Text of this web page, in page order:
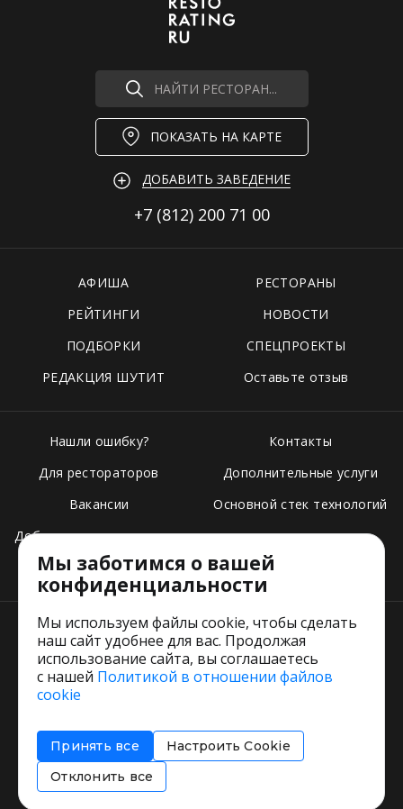
НАЙТИ РЕСТОРАН...
ПОКАЗАТЬ НА КАРТЕ
ДОБАВИТЬ ЗАВЕДЕНИЕ
+7 (812) 200 71 00
АФИША
РЕСТОРАНЫ
РЕЙТИНГИ
НОВОСТИ
ПОДБОРКИ
СПЕЦПРОЕКТЫ
РЕДАКЦИЯ ШУТИТ
Оставьте отзыв
Нашли ошибку?
Для рестораторов
Вакансии
Добавить свое заведение
Тарифы
Контакты
Дополнительные услуги
Основной стек технологий
Пользовательское соглашение
Соглашение об информировании
Политика использования cookies
Мы заботимся о вашей
конфиденциальности
Мы используем файлы cookie, чтобы сделать
наш сайт удобнее для вас. Продолжая
использование сайта, вы соглашаетесь
с нашей Политикой в отношении файлов
cookie
Принять все
Настроить Cookie
Отклонить все